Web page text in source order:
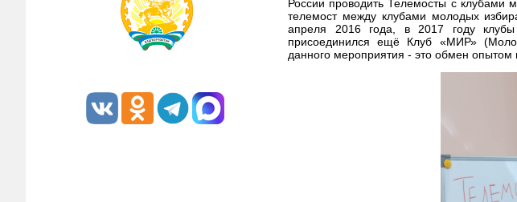
России проводить Телемосты с клубами
телемост между клубами молодых
апреля 2016 года, в 2017 году
присоединился ещё Клуб «МИР»
данного мероприятия - это обмен